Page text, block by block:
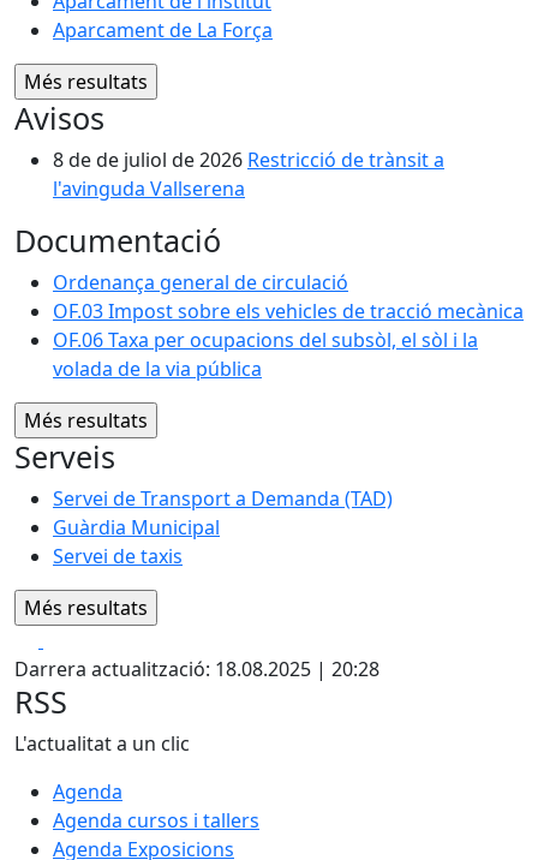
Aparcament de La Força
Avisos
8 de de juliol de 2026 Restricció de trànsit a
l'avinguda Vallserena
Documentació
Ordenança general de circulació
OF.03 Impost sobre els vehicles de tracció mecànica
OF.06 Taxa per ocupacions del subsòl, el sòl i la
volada de la via pública
Serveis
Servei de Transport a Demanda (TAD)
Guàrdia Municipal
Servei de taxis
Darrera actualització: 18.08.2025 | 20:28
RSS
L'actualitat a un clic
Agenda
Agenda cursos i tallers
Agenda Exposicions